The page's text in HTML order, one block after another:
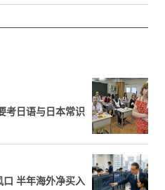
考日语与日本常识
口 半年海外净买入